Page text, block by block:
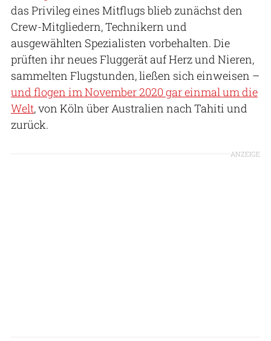
das Privileg eines Mitflugs blieb zunächst den
Crew-Mitgliedern, Technikern und
ausgewählten Spezialisten vorbehalten. Die
prüften ihr neues Fluggerät auf Herz und Nieren,
sammelten Flugstunden, ließen sich einweisen –
und flogen im November 2020 gar einmal um die
Welt, von Köln über Australien nach Tahiti und
zurück.
ANZEIGE